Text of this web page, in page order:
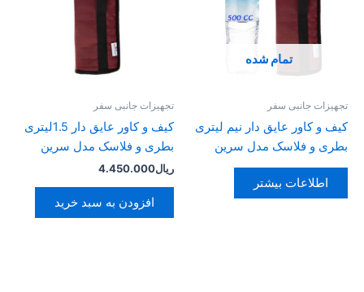
تمام شده
تجهیزات جانبی سفر
کیف و کاور عایق دار نیم لیتری
بطری و فلاسک مدل سرین
اطلاعات بیشتر
تجهیزات جانبی سفر
کیف و کاور عایق دار 1.5لیتری
بطری و فلاسک مدل سرین
ریال4.450.000
افزودن به سبد خرید